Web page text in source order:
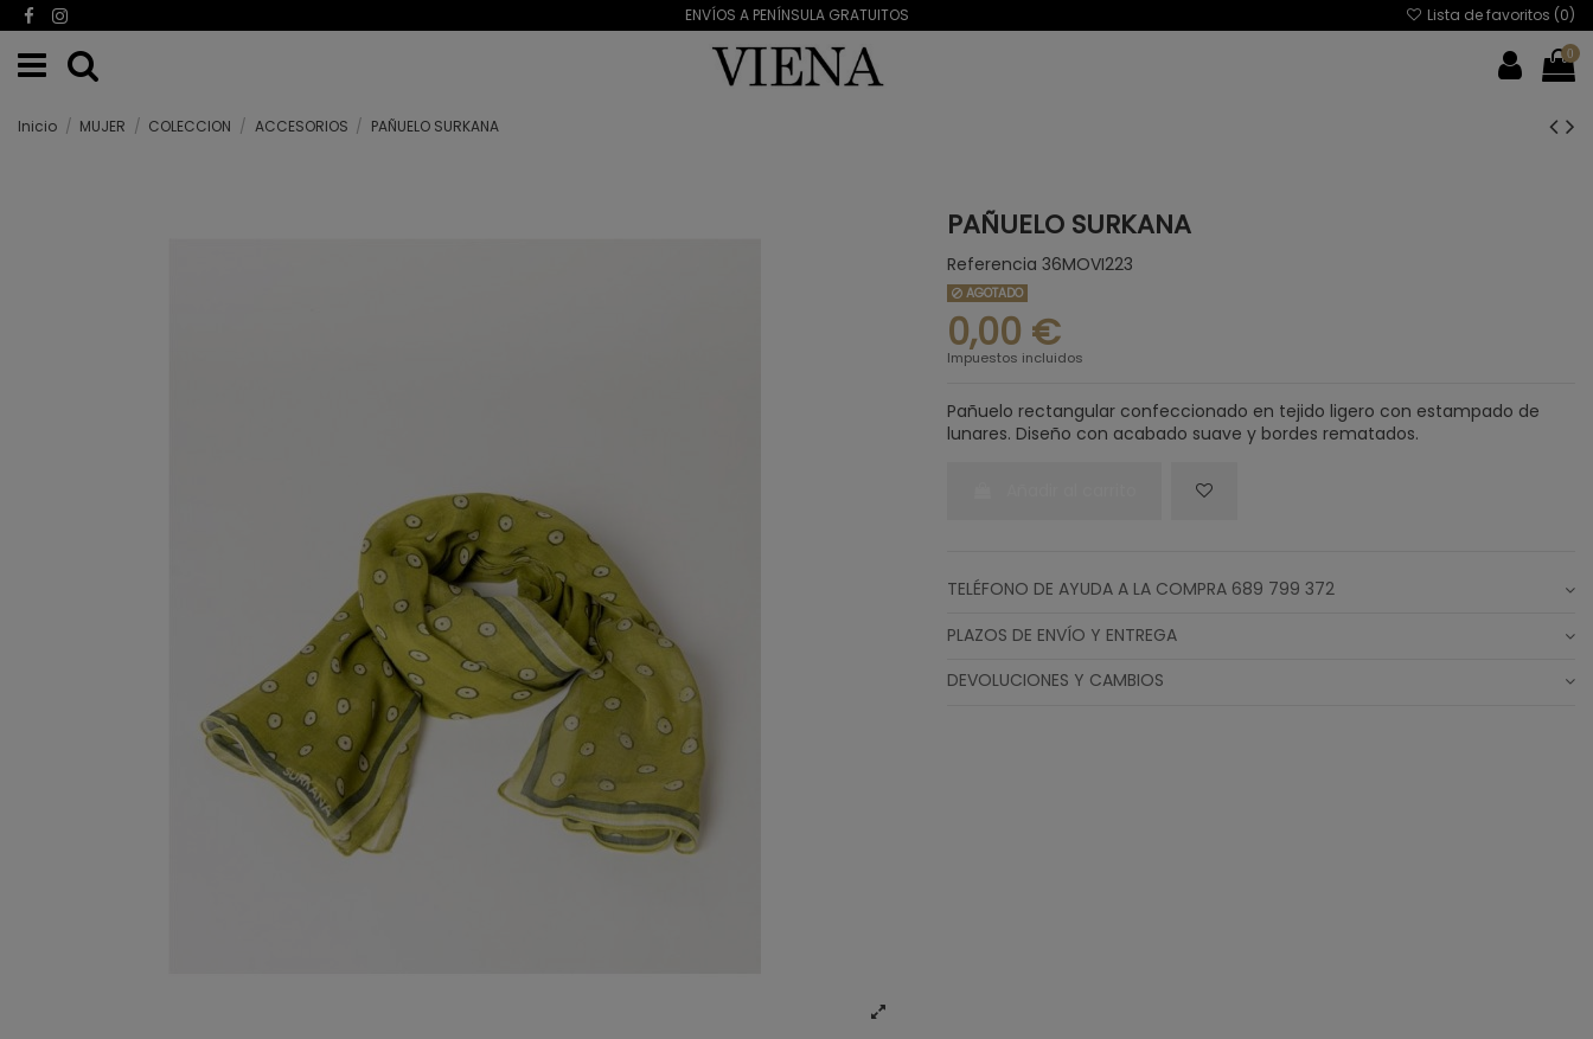
ENVÍOS A PENÍNSULA GRATUITOS Lista de favoritos (0)
0
Inicio MUJER COLECCION ACCESORIOS PAÑUELO SURKANA
PAÑUELO SURKANA
Referencia 36MOVI223
AGOTADO
0,00 €
Impuestos incluidos
Pañuelo rectangular confeccionado en tejido ligero con estampado de
lunares. Diseño con acabado suave y bordes rematados.
TELÉFONO DE AYUDA A LA COMPRA 689 799 372
PLAZOS DE ENVÍO Y ENTREGA
DEVOLUCIONES Y CAMBIOS